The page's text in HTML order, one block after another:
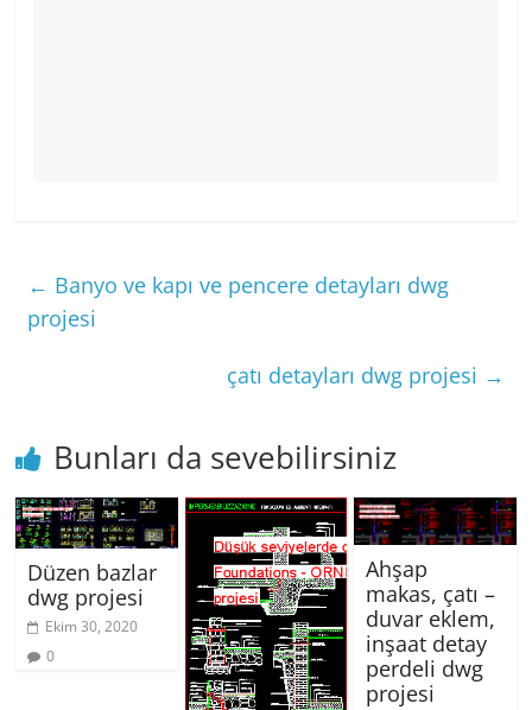
← Banyo ve kapı ve pencere detayları dwg
projesi
çatı detayları dwg projesi →
Bunları da sevebilirsiniz
Düzen bazlar
dwg projesi
Ekim 30, 2020
0
Ahşap
makas, çatı –
duvar eklem,
inşaat detay
perdeli dwg
projesi